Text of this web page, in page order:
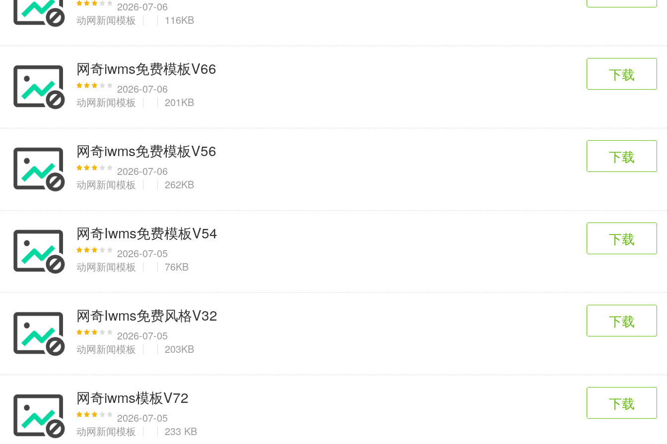
2026-07-06
动网新闻模板
116KB
网奇iwms免费模板V66
2026-07-06
动网新闻模板
201KB
下载
网奇iwms免费模板V56
2026-07-06
动网新闻模板
262KB
下载
网奇Iwms免费模板V54
2026-07-05
动网新闻模板
76KB
下载
网奇Iwms免费风格V32
2026-07-05
动网新闻模板
203KB
下载
网奇iwms模板V72
2026-07-05
动网新闻模板
233 KB
下载